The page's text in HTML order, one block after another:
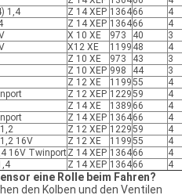
1,4 Z 14 XEP 136466
4
Z 14 XEP 136466
4
X 10 XE 973 40
3
X12 XE 1199 48
4
Z 10 XE 973 43
3
Z 10 XEP 998 44
3
Z 12 XE 119955
4
Z 12 XEP 122959
4
Z 14 XE 1389 66
4
Z 14 XEP 136466
4
Z 12 XEP 122959
4
16V Z 12 XE 119955
4
16V TwinportZ 14 XEP 136466
4
Z 14 XEP 136466 4
eine Rolle beim Fahren?
den Kolben und den Ventilen